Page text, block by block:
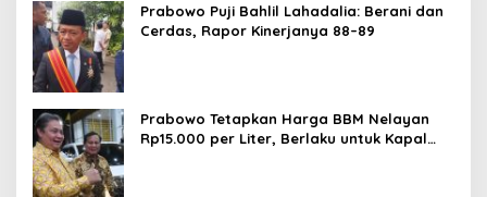
Prabowo Puji Bahlil Lahadalia: Berani dan
Cerdas, Rapor Kinerjanya 88–89
Prabowo Tetapkan Harga BBM Nelayan
Rp15.000 per Liter, Berlaku untuk Kapal